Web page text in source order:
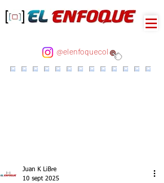
@elenfoquecol
Juan K LiBre
10 sept 2025